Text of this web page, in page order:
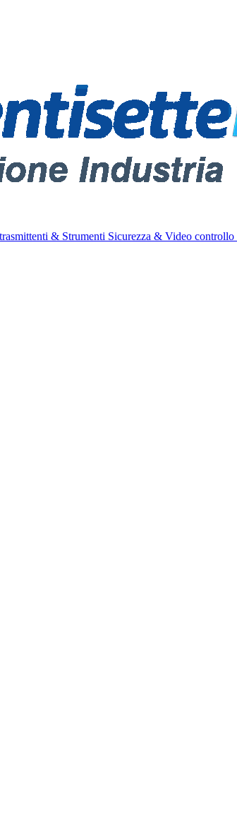
& Strumenti Sicurezza & Video controllo